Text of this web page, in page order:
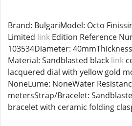
Brand: BulgariModel: Octo
Limited link Edition Reference
103534Diameter:
Material: Sandblasted black link
lacquered dial with yellow gold
NoneLume: NoneWater
metersStrap/Bracelet:
bracelet with ceramic folding